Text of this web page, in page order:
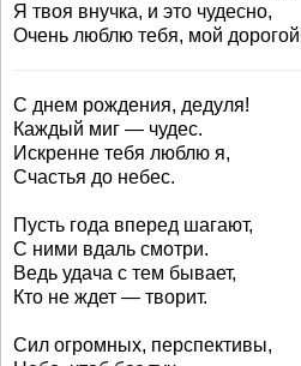
Я твоя внучка, и это чудесно,
Очень люблю тебя, мой
С днем рождения, дедуля!
Каждый миг — чудес.
Искренне тебя люблю я,
Счастья до небес.
Пусть года вперед шагают,
С ними вдаль смотри.
Ведь удача с тем бывает,
Кто не ждет — творит.
Сил огромных, перспективы,